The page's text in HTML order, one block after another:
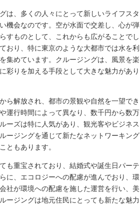
は、多くの人々にとって新しいライフスタ
機会なのです。空が水面で交差し、心が弾
すものとして、これからも広がることでし
おり、特に東京のような大都市では水を利
集めています。クルージングは、風景を楽
彩りを加える手段として大きな魅力があり
ら解放され、都市の景観や自然を一望でき
運行時間によって異なり、数千円から数万
ーズは特に人気があり、観光客やビジネス
ージングを通じて新たなネットワーキング
ともあります。
も重宝されており、結婚式や誕生日パーテ
に、エコロジーへの配慮が進んでおり、環
社が環境への配慮を施した運営を行い、美
ージングは地元住民にとっても新たな魅力